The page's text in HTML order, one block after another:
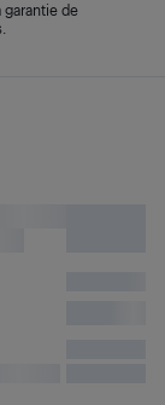
garantie de